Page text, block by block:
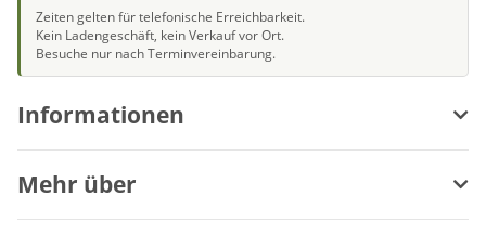
Zeiten gelten für telefonische Erreichbarkeit.
Kein Ladengeschäft, kein Verkauf vor Ort.
Besuche nur nach Terminvereinbarung.
Informationen
Mehr über